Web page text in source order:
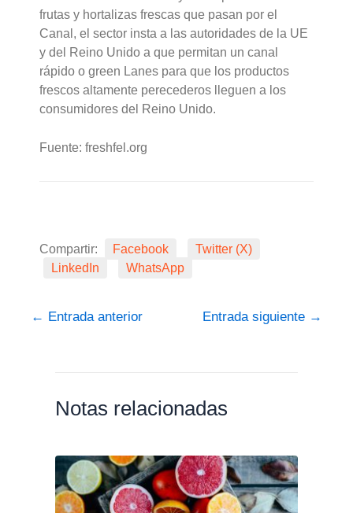
frutas y hortalizas frescas que pasan por el
Canal, el sector insta a las autoridades de la UE
y del Reino Unido a que permitan un canal
rápido o green Lanes para que los productos
frescos altamente perecederos lleguen a los
consumidores del Reino Unido.
Fuente: freshfel.org
Compartir: Facebook
Twitter (X)
LinkedIn
WhatsApp
← Entrada anterior Entrada siguiente →
Notas relacionadas